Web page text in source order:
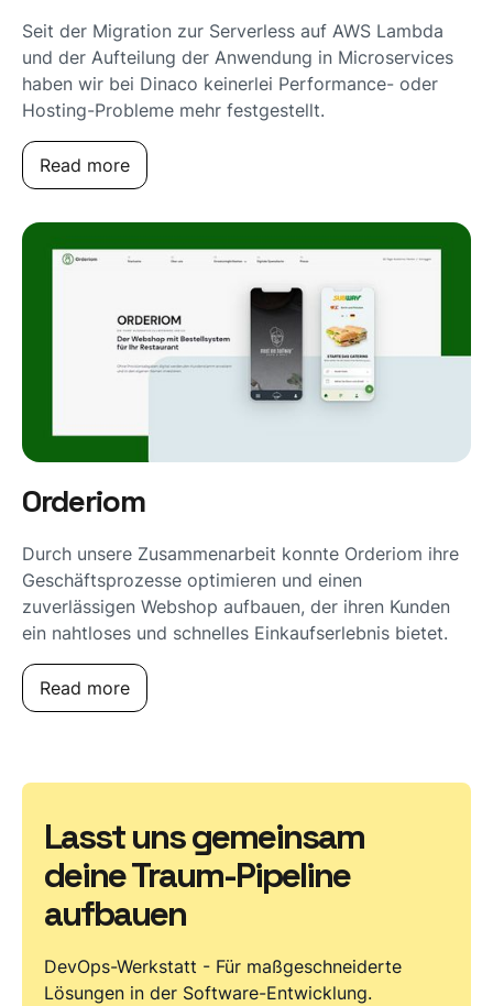
Seit der Migration zur Serverless auf AWS Lambda
und der Aufteilung der Anwendung in Microservices
haben wir bei Dinaco keinerlei Performance- oder
Hosting-Probleme mehr festgestellt.
Read more
Orderiom
Durch unsere Zusammenarbeit konnte Orderiom ihre
Geschäftsprozesse optimieren und einen
zuverlässigen Webshop aufbauen, der ihren Kunden
ein nahtloses und schnelles Einkaufserlebnis bietet.
Read more
Lasst uns gemeinsam
deine Traum-Pipeline
aufbauen
DevOps-Werkstatt - Für maßgeschneiderte
Lösungen in der Software-Entwicklung.